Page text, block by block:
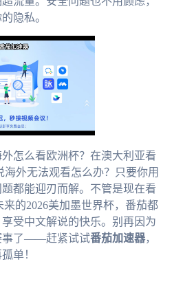
隐私。
怎么看欧洲杯？在澳大利亚看
外无法观看怎么办？只要你用
都能迎刃而解。不管是现在看
的2026美加墨世界杯，番茄都
受中文解说的快乐。别再因为
事了——赶紧试试番茄加速器，
单！